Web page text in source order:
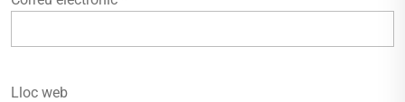
Lloc web